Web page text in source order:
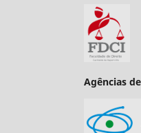
Agências